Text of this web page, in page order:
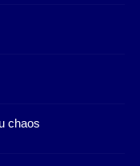
chaos